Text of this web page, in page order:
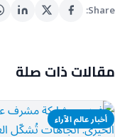
Share:
مقالات ذات صلة
أخبار عالم الآراء